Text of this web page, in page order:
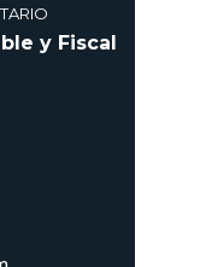
y Fiscal